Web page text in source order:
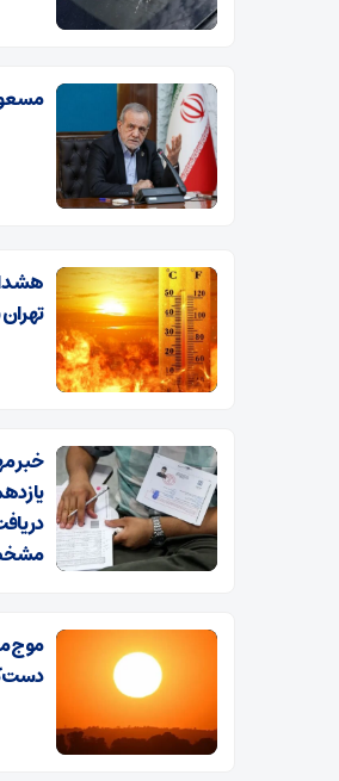
خبر
موج
دست‌کم ۲۵ نفر